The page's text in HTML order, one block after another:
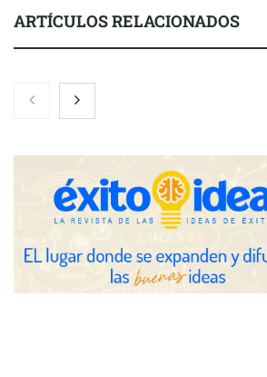
ARTÍCULOS RELACIONADOS
Gestoría Online reduce a unas horas el